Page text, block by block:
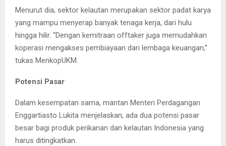
Menurut dia, sektor kelautan merupakan sektor padat karya
yang mampu menyerap banyak tenaga kerja, dari hulu
hingga hilir. “Dengan kemitraan offtaker juga memudahkan
koperasi mengakses pembiayaan dari lembaga keuangan,”
tukas MenkopUKM.
Potensi Pasar
Dalam kesempatan sama, mantan Menteri Perdagangan
Enggartiasto Lukita menjelaskan, ada dua potensi pasar
besar bagi produk perikanan dan kelautan Indonesia yang
harus ditingkatkan.